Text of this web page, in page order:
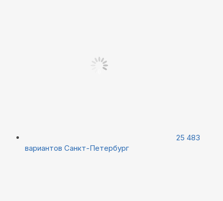
25 483
вариантов Санкт-Петербург